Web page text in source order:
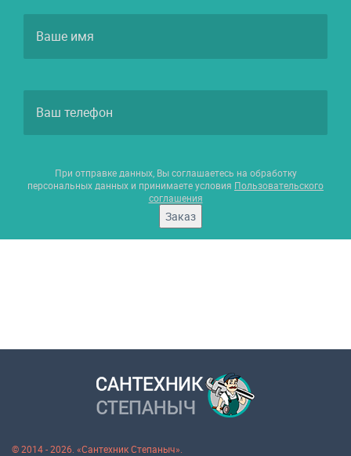
При отправке данных, Вы соглашаетесь на обработку
персональных данных и принимаете условия Пользовательского
соглашения
Заказ
© 2014 - 2026. «Сантехник Степаныч».